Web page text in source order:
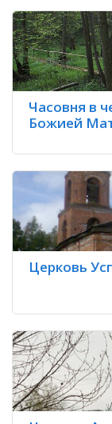
Часовня в
Божией
Церковь